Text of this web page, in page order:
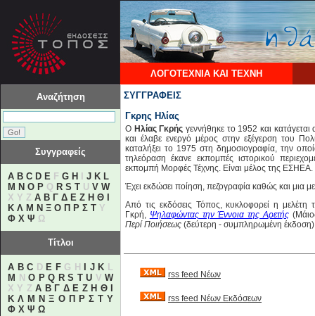
ΛΟΓΟΤΕΧΝΙΑ ΚΑΙ ΤΕΧΝΗ
Αναζήτηση
Συγγραφείς
A B C D E F G H J K L
M N O P Q R S T U V W
X Y Z Α Β Γ Δ Ε Ζ Η Θ
Κ Λ Μ Ν Ξ Ο Π Ρ Σ Τ Υ
Φ Χ Ψ Ω
Τίτλοι
A B C D E FG H J K L
M
N O P Q R S T U V W
X Y ZΑ Β Γ Δ Ε Ζ Η Θ
Κ Λ Μ Ν Ξ Ο Π Ρ Σ Τ Υ
Φ Χ Ψ Ω
ΣΥΓΓΡΑΦΕΙΣ
Γκρης Ηλίας
Ο Ηλίας Γκρής γεννήθηκε το 1952 και
και έλαβε ενεργό μέρος στην εξέγερση του
καταλήξει το 1975 στη δημοσιογραφία, την
τηλεόραση έκανε εκπομπές ιστορικού
εκπομπή Μορφές Τέχνης. Είναι μέλος της ΕΣΗΕΑ.
Έχει εκδώσει ποίηση, πεζογραφία καθώς και μια
Από τις εκδόσεις Τόπος, κυκλοφορεί η
Γκρή, Ψηλαφώντας την Έννοια της Αρετής
Περί Ποιήσεως (δεύτερη - συμπληρωμένη
rss feed Νέων
rss feed Νέων Εκδόσεων